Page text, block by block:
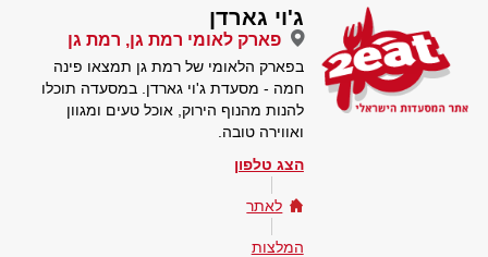
ג'וי גארדן
פארק לאומי רמת גן, רמת גן
בפארק הלאומי של רמת גן תמצאו פינה
חמה - מסעדת ג'וי גארדן. במסעדה תוכלו
להנות מהנוף הירוק, אוכל טעים ומגוון
ואווירה טובה.
הצג טלפון
לאתר
המלצות